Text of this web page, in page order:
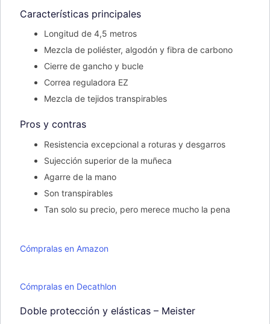
Características principales
Longitud de 4,5 metros
Mezcla de poliéster, algodón y fibra de carbono
Cierre de gancho y bucle
Correa reguladora EZ
Mezcla de tejidos transpirables
Pros y contras
Resistencia excepcional a roturas y desgarros
Sujección superior de la muñeca
Agarre de la mano
Son transpirables
Tan solo su precio, pero merece mucho la pena
Cómpralas en Amazon
Cómpralas en Decathlon
Doble protección y elásticas – Meister